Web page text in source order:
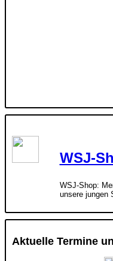
WSJ-
WSJ-Shop:
unsere jungen
Aktuelle Termine